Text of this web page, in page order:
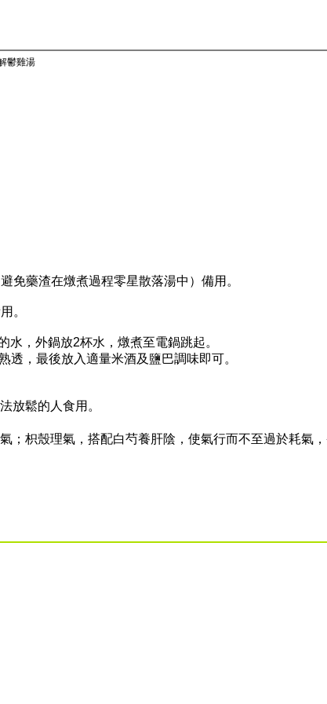
鬱雞湯
免藥渣在燉煮過程零星散落湯中）備用。
。
水，外鍋放2杯水，燉煮至電鍋跳起。
透，最後放入適量米酒及鹽巴調味即可。
放鬆的人食用。
；枳殼理氣，搭配白芍養肝陰，使氣行而不至過於耗氣